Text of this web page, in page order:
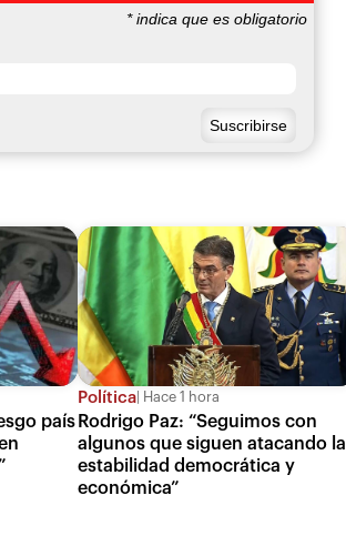
*indica que es obligatorio
país
Política Hace 1 hora
Rodrigo Paz: “Seguimos con
algunos que siguen atacando la
estabilidad democrática y
económica”